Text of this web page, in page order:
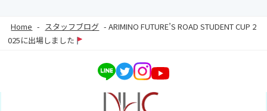
Home - スタッフブログ -ARIMINO FUTURE’S ROAD STUDENT CUP 2
025に出場しました